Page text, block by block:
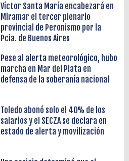
Víctor Santa María encabezará en
Miramar el tercer plenario
provincial de Peronismo por la
Pcia. de Buenos Aires
Pese al alerta meteorológico, hubo
marcha en Mar del Plata en
defensa de la soberanía nacional
Toledo abonó solo el 40% de los
salarios y el SECZA se declara en
estado de alerta y movilización